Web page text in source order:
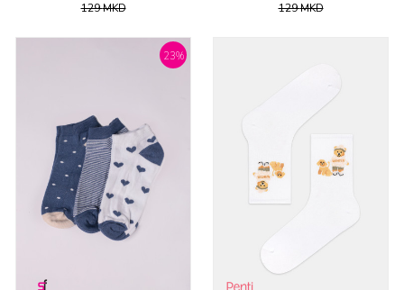
129MKD
129MKD
23%